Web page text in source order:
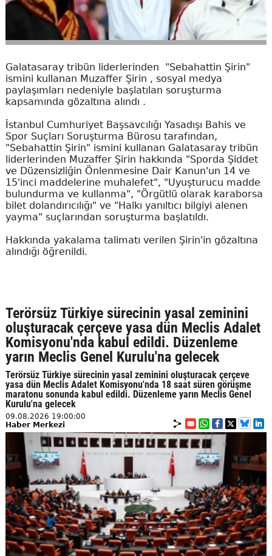
Galatasaray tribün liderlerinden "Sebahattin Şirin"
ismini kullanan Muzaffer Şirin , sosyal medya
paylaşımları nedeniyle başlatılan soruşturma
kapsamında gözaltına alındı .
İstanbul Cumhuriyet Başsavcılığı Yasadışı Bahis ve
Spor Suçları Soruşturma Bürosu tarafından,
"Sebahattin Şirin" ismini kullanan Galatasaray tribün
liderlerinden Muzaffer Şirin hakkında "Sporda Şiddet
ve Düzensizliğin Önlenmesine Dair Kanun'un 14 ve
15'inci maddelerine muhalefet", "Uyuşturucu madde
bulundurma ve kullanma", "Örgütlü olarak karaborsa
bilet dolandırıcılığı" ve "Halkı yanıltıcı bilgiyi alenen
yayma" suçlarından soruşturma başlatıldı.
Hakkında yakalama talimatı verilen Şirin'in gözaltına
alındığı öğrenildi.
Terörsüz Türkiye sürecinin yasal zeminini
oluşturacak çerçeve yasa dün Meclis Adalet
Komisyonu'nda kabul edildi. Düzenleme
yarın Meclis Genel Kurulu'na gelecek
Terörsüz Türkiye sürecinin yasal zeminini oluşturacak çerçeve
yasa dün Meclis Adalet Komisyonu'nda 18 saat süren görüşme
maratonu sonunda kabul edildi. Düzenleme yarın Meclis Genel
Kurulu'na gelecek
09.08.2026 19:00:00
Haber Merkezi